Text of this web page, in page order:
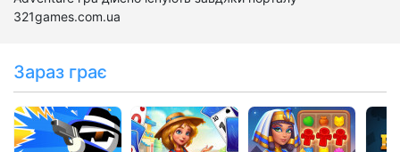
321games.com.ua
Зараз грає